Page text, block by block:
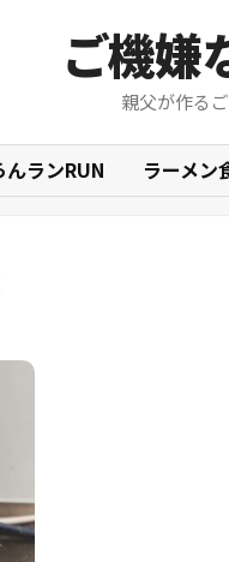
ご機嫌
親父が作る
んランRUN ラーメン